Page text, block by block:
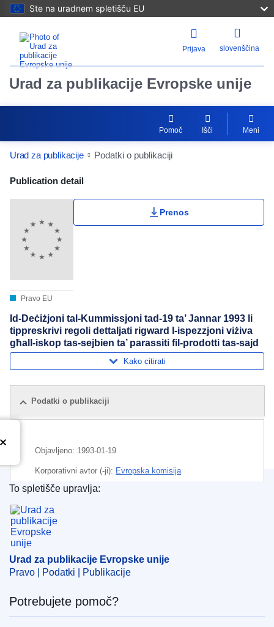
Ste na uradnem spletišču EU
Prijava slovenščina
Urad za publikacije Evropske unije
Pomoč Išči Meni
Urad za publikacije Podatki o publikaciji
Publication Detail Actions Portlet
Publication detail
Pravo EU
Prenos
Id-Deċiżjoni tal-Kummissjoni tad-19 ta’ Jannar 1993 li
tippreskrivi regoli dettaljati rigward l-ispezzjoni viżiva
għall-iskop tas-sejbien ta’ parassiti fil-prodotti tas-sajd
Kako citirati
Podatki o publikaciji
Objavljeno: 1993-01-19
Korporativni avtor (-ji): Evropska komisija
ribiški proizvod
pregled
ELI : dec/1993/140/oj
Urad za publikacije Evropske unije
To spletišče upravlja:
Urad za publikacije Evropske unije
Pravo | Podatki | Publikacije
Potrebujete pomoč?